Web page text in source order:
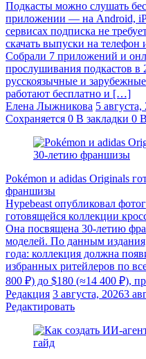
Подкасты можно слушать
приложении — на Android,
сервисах подписка не
скачать выпуски на телефон
Собрали 7 приложений и
прослушивания подкастов в
русскоязычные и
работают бесплатно и […]
Елена Лыжникова 5 августа,
Сохраняется 0 В закладки 0
Pokémon и adidas Originals
франшизы
Hypebeast опубликовал
готовящейся коллекции
Она посвящена 30-летию
моделей. По данным
года: коллекция должна
избранных ритейлеров по
800 ₽) до $180 (≈14 400 ₽),
Редакция 3 августа, 20263
Редактировать